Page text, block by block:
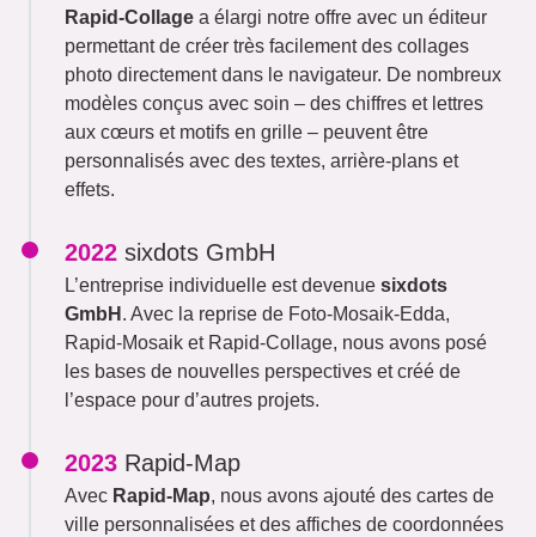
Rapid-Collage a élargi notre offre avec un éditeur
permettant de créer très facilement des collages
photo directement dans le navigateur. De nombreux
modèles conçus avec soin – des chiffres et lettres
aux cœurs et motifs en grille – peuvent être
personnalisés avec des textes, arrière-plans et
effets.
2022 sixdots GmbH
L’entreprise individuelle est devenue sixdots
GmbH . Avec la reprise de Foto-Mosaik-Edda,
Rapid-Mosaik et Rapid-Collage, nous avons posé
les bases de nouvelles perspectives et créé de
l’espace pour d’autres projets.
2023 Rapid-Map
Avec Rapid-Map, nous avons ajouté des cartes de
ville personnalisées et des affiches de coordonnées